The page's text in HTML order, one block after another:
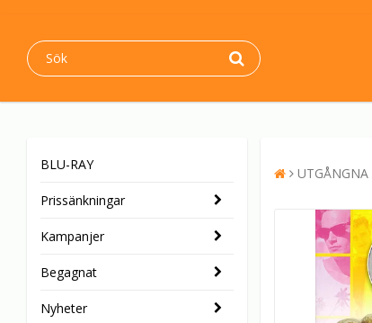
BLU-RAY
Prissänkningar
Kampanjer
Begagnat
Nyheter
UTGÅNGNA